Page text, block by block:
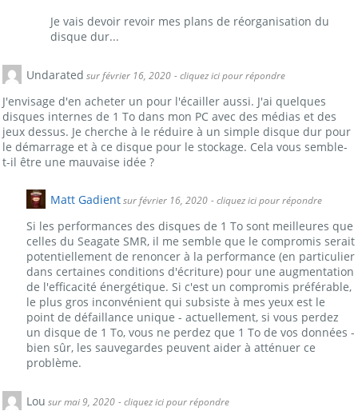
Je vais devoir revoir mes plans de réorganisation du
disque dur...
Undarated sur février 16, 2020 - cliquez ici pour répondre
J'envisage d'en acheter un pour l'écailler aussi. J'ai quelques
disques internes de 1 To dans mon PC avec des médias et des
jeux dessus. Je cherche à le réduire à un simple disque dur pour
le démarrage et à ce disque pour le stockage. Cela vous semble-
t-il être une mauvaise idée ?
Matt Gadientsur février 16, 2020 - cliquez ici pour répondre
Si les performances des disques de 1 To sont meilleures que
celles du Seagate SMR, il me semble que le compromis serait
potentiellement de renoncer à la performance (en particulier
dans certaines conditions d'écriture) pour une augmentation
de l'efficacité énergétique. Si c'est un compromis préférable,
le plus gros inconvénient qui subsiste à mes yeux est le
point de défaillance unique - actuellement, si vous perdez
un disque de 1 To, vous ne perdez que 1 To de vos données -
bien sûr, les sauvegardes peuvent aider à atténuer ce
problème.
Lou sur mai 9, 2020 - cliquez ici pour répondre